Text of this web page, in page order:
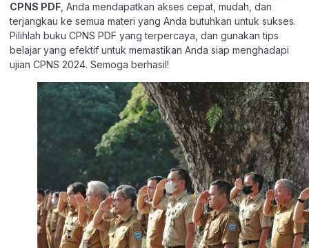
CPNS PDF, Anda mendapatkan akses cepat, mudah, dan
terjangkau ke semua materi yang Anda butuhkan untuk sukses.
Pilihlah buku CPNS PDF yang terpercaya, dan gunakan tips
belajar yang efektif untuk memastikan Anda siap menghadapi
ujian CPNS 2024. Semoga berhasil!